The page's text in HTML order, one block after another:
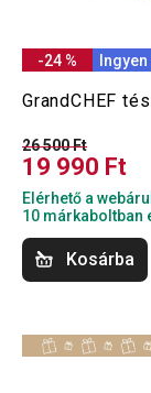
-24 %
GrandCHEF
26 500 Ft
19 990 Ft
Elérhető a
10 márkaboltban
Kosárba